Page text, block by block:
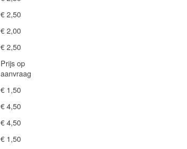
€ 2,50
€ 2,00
€ 2,50
Prijs op
aanvraag
€ 1,50
€ 4,50
€ 4,50
€ 1,50